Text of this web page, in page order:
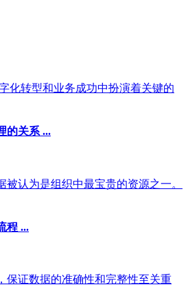
化转型和业务成功中扮演着关键的
的关系 ...
认为是组织中最宝贵的资源之一。
程 ...
保证数据的准确性和完整性至关重